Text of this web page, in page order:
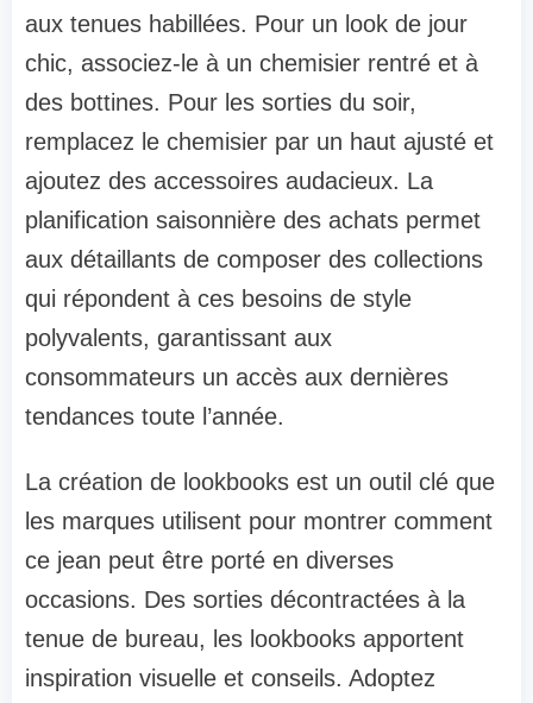
aux tenues habillées. Pour un look de jour
chic, associez-le à un chemisier rentré et à
des bottines. Pour les sorties du soir,
remplacez le chemisier par un haut ajusté et
ajoutez des accessoires audacieux. La
planification saisonnière des achats permet
aux détaillants de composer des collections
qui répondent à ces besoins de style
polyvalents, garantissant aux
consommateurs un accès aux dernières
tendances toute l’année.
La création de lookbooks est un outil clé que
les marques utilisent pour montrer comment
ce jean peut être porté en diverses
occasions. Des sorties décontractées à la
tenue de bureau, les lookbooks apportent
inspiration visuelle et conseils. Adoptez